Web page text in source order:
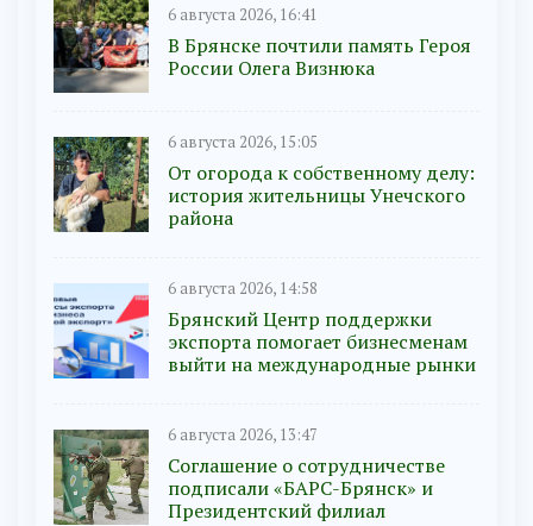
6 августа 2026, 16:41
В Брянске почтили память Героя
России Олега Визнюка
6 августа 2026, 15:05
От огорода к собственному делу:
история жительницы Унечского
района
6 августа 2026, 14:58
Брянский Центр поддержки
экспорта помогает бизнесменам
выйти на международные рынки
6 августа 2026, 13:47
Соглашение о сотрудничестве
подписали «БАРС-Брянск» и
Президентский филиал